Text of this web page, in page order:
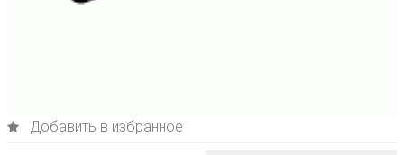
Добавить в избранное